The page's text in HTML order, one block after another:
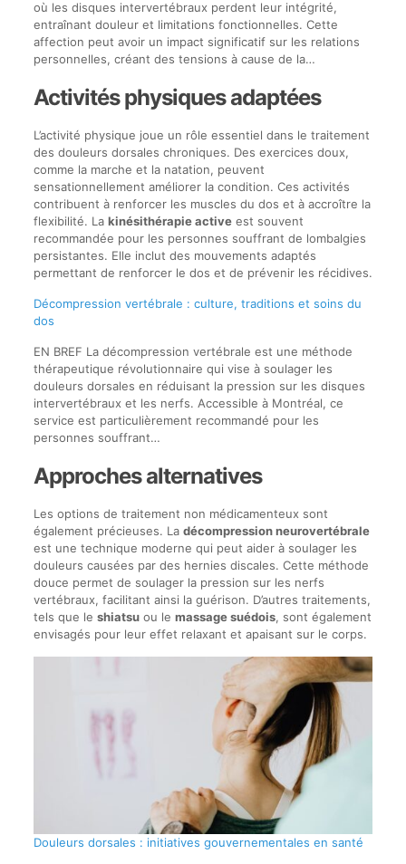
où les disques intervertébraux perdent leur intégrité,
entraînant douleur et limitations fonctionnelles. Cette
affection peut avoir un impact significatif sur les relations
personnelles, créant des tensions à cause de la…
Activités physiques adaptées
L’activité physique joue un rôle essentiel dans le traitement
des douleurs dorsales chroniques. Des exercices doux,
comme la marche et la natation, peuvent
sensationnellement améliorer la condition. Ces activités
contribuent à renforcer les muscles du dos et à accroître la
flexibilité. La kinésithérapie activeest souvent
recommandée pour les personnes souffrant de lombalgies
persistantes. Elle inclut des mouvements adaptés
permettant de renforcer le dos et de prévenir les récidives.
Décompression vertébrale : culture, traditions et soins du
dos
EN BREF La décompression vertébrale est une méthode
thérapeutique révolutionnaire qui vise à soulager les
douleurs dorsales en réduisant la pression sur les disques
intervertébraux et les nerfs. Accessible à Montréal, ce
service est particulièrement recommandé pour les
personnes souffrant…
Approches alternatives
Les options de traitement non médicamenteux sont
également précieuses. La décompression neurovertébrale
est une technique moderne qui peut aider à soulager les
douleurs causées par des hernies discales. Cette méthode
douce permet de soulager la pression sur les nerfs
vertébraux, facilitant ainsi la guérison. D’autres traitements,
tels que le shiatsuou le massage suédois, sont également
envisagés pour leur effet relaxant et apaisant sur le corps.
Douleurs dorsales : initiatives gouvernementales en santé